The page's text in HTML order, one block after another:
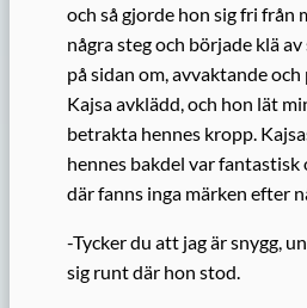
och så gjorde hon sig fri från
några steg och bö­rjade klä
på sidan om, avvaktande
Kajsa avklädd, och hon lät
betrakta hennes kropp.
hennes bakdel var
där fanns inga märken efter
-Tycker du att jag är snygg,
sig runt där hon stod.